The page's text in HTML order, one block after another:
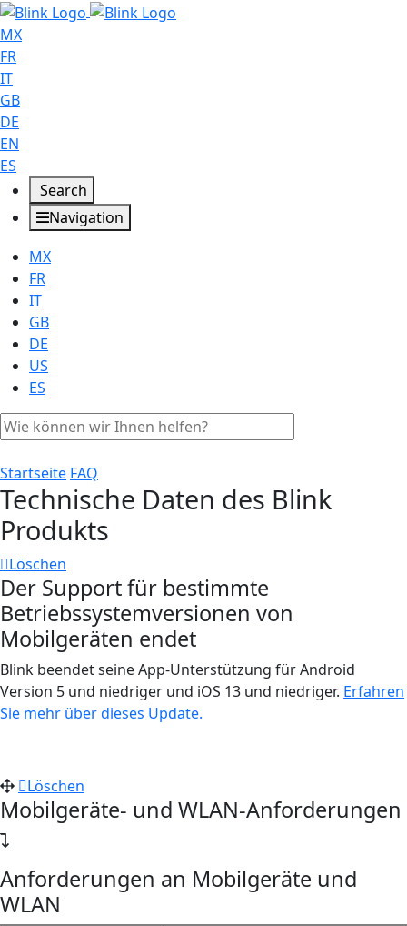
MX
FR
IT
GB
DE
EN
ES
Search
Navigation
MX
FR
IT
GB
DE
US
ES
Startseite FAQ
Technische Daten des Blink
Produkts
Löschen
Der Support für bestimmte
Betriebssystemversionen von
Mobilgeräten endet
Blink beendet seine App-Unterstützung für Android
Version 5 und niedriger und iOS 13 und niedriger. Erfahren
Sie mehr über dieses Update.
Löschen
Mobilgeräte- und WLAN-Anforderungen
Anforderungen an Mobilgeräte und
WLAN